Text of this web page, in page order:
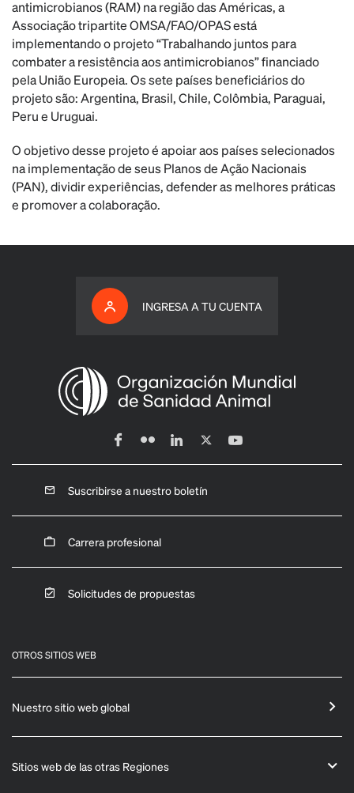
antimicrobianos (RAM) na região das Américas, a
Associação tripartite OMSA/FAO/OPAS está
implementando o projeto “Trabalhando juntos para
combater a resistência aos antimicrobianos” financiado
pela União Europeia. Os sete países beneficiários do
projeto são: Argentina, Brasil, Chile, Colômbia, Paraguai,
Peru e Uruguai.
O objetivo desse projeto é apoiar aos países selecionados
na implementação de seus Planos de Ação Nacionais
(PAN), dividir experiências, defender as melhores práticas
e promover a colaboração.
INGRESA A TU CUENTA
Suscribirse a nuestro boletín
Carrera profesional
Solicitudes de propuestas
OTROS SITIOS WEB
Nuestro sitio web global
Sitios web de las otras Regiones